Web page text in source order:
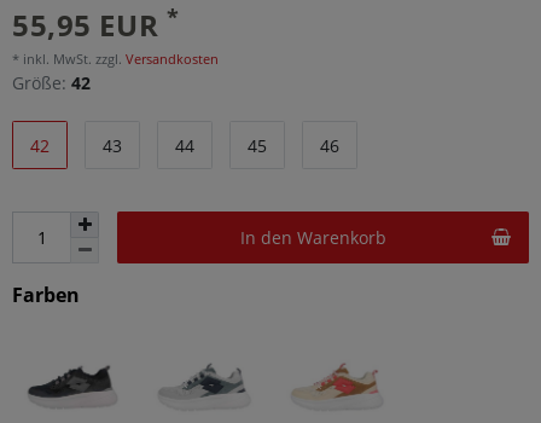
55,95 EUR *
* inkl. MwSt. zzgl. Versandkosten
Größe: 42
42 43 44 45 46
In den Warenkorb
Farben